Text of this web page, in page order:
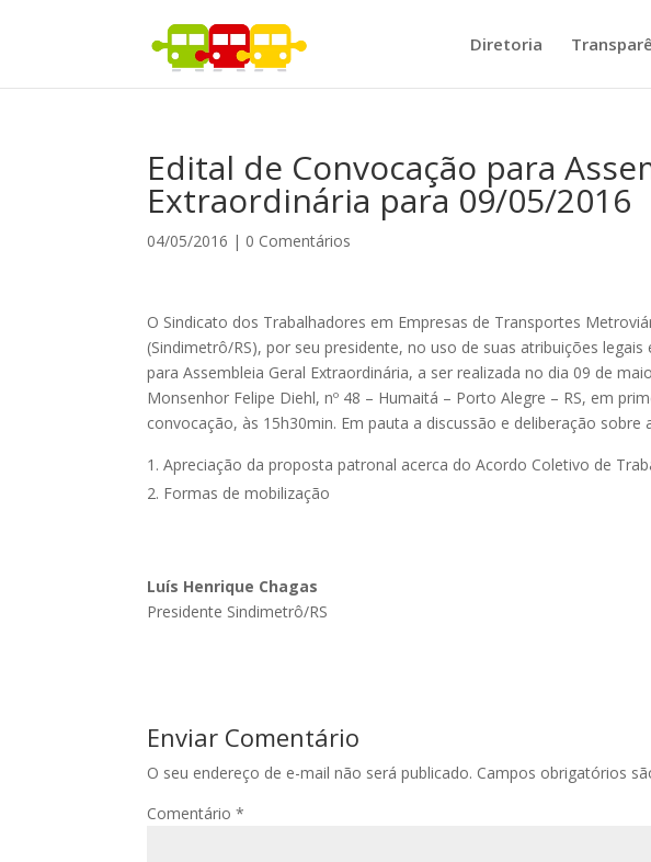
Diretoria
Edital de Convocação para
Extraordinária para 09/05/2016
04/05/2016 | 0 Comentários
O Sindicato dos Trabalhadores em Empresas de Transportes
(Sindimetrô/RS), por seu presidente, no uso de suas atribuições
para Assembleia Geral Extraordinária, a ser realizada no dia 09 de
Monsenhor Felipe Diehl, nº 48 – Humaitá – Porto Alegre – RS, em
convocação, às 15h30min. Em pauta a discussão e deliberação sobre
Apreciação da proposta patronal acerca do Acordo Coletivo de
Formas de mobilização
Luís Henrique Chagas
Presidente Sindimetrô/RS
Enviar Comentário
O seu endereço de e-mail não será publicado. Campos obrigatórios
Comentário*